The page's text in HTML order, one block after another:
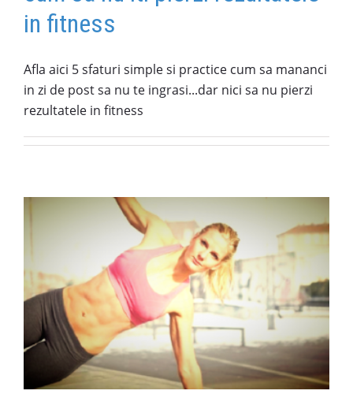
in fitness
Afla aici 5 sfaturi simple si practice cum sa mananci
in zi de post sa nu te ingrasi...dar nici sa nu pierzi
rezultatele in fitness